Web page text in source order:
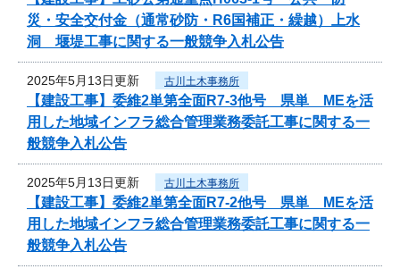
災・安全交付金（通常砂防・R6国補正・繰越）上水
洞 堰堤工事に関する一般競争入札公告
2025年5月13日更新 古川土木事務所
【建設工事】委維2単第全面R7-3他号 県単 MEを活
用した地域インフラ総合管理業務委託工事に関する一
般競争入札公告
2025年5月13日更新 古川土木事務所
【建設工事】委維2単第全面R7-2他号 県単 MEを活
用した地域インフラ総合管理業務委託工事に関する一
般競争入札公告